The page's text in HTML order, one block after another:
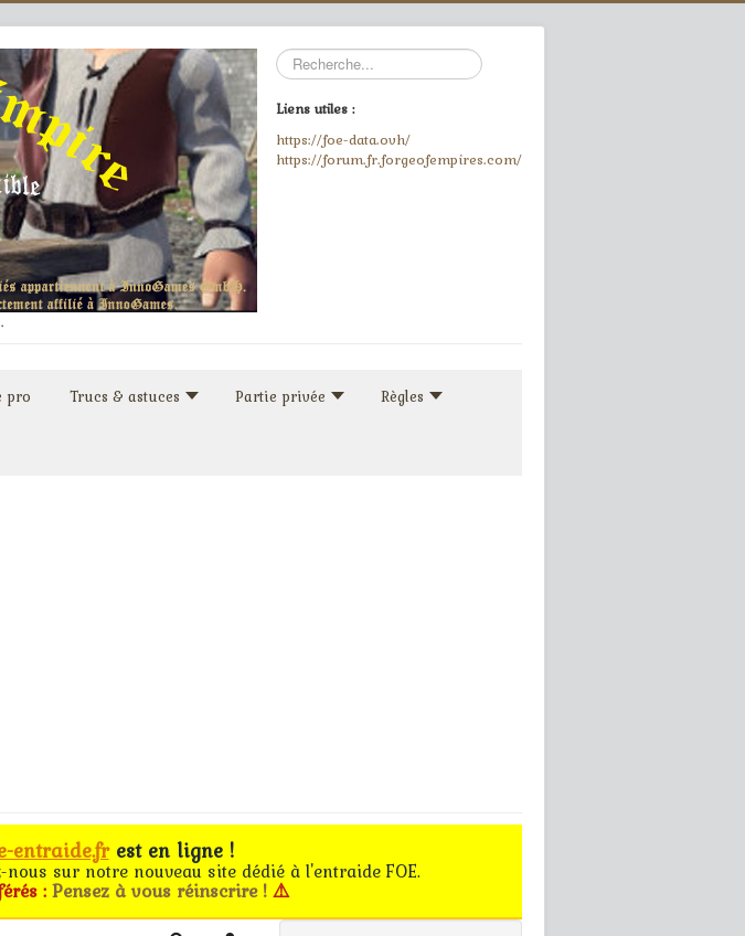
Rechercher
Liens utiles :
https://foe-data.ovh/
https://forum.fr.forgeofempires.com/
pro Trucs & astuces Partie privée Règles
entraide.frest en ligne !
sur notre nouveau site dédié à l'entraide FOE.
:Pensez à vous réinscrire !⚠️